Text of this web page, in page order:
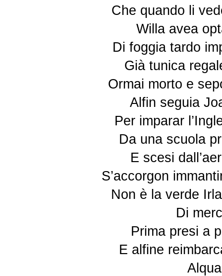
Che quando li
Willa avea
Di foggia tardo
Già tunica
Ormai morto e
Alfin seguia
Per imparar
Da una scuola
E scesi
S’accorgon
Non è la verde
Di
Prima presi a
E alfine